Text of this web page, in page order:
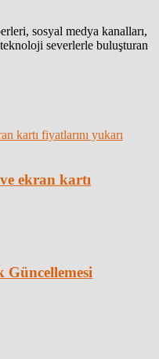
sosyal medya kanalları,
severlerle buluşturan
ekran kartı